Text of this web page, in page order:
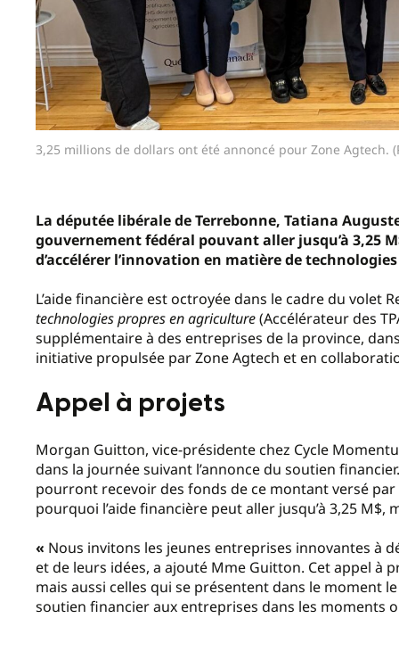
3,25 millions de dollars ont été annoncé pour Zone Agtech.
La députée libérale de Terrebonne, Tatiana
gouvernement fédéral pouvant aller jusqu’à 3,25
d’accélérer l’innovation en matière de
L’aide financière est octroyée dans le cadre du volet
technologies propres en agriculture(Accélérateur des
supplémentaire à des entreprises de la province,
initiative propulsée par Zone Agtech et en
Appel à projets
Morgan Guitton, vice-présidente chez Cycle
dans la journée suivant l’annonce du soutien
pourront recevoir des fonds de ce montant versé
pourquoi l’aide financière peut aller jusqu’à 3,25
« Nous invitons les jeunes entreprises innovantes à
et de leurs idées, a ajouté Mme Guitton. Cet appel à
mais aussi celles qui se présentent dans le moment
soutien financier aux entreprises dans les moments